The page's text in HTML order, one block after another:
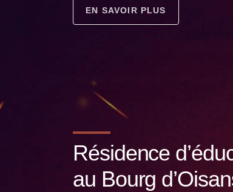
EN SAVOIR PLUS
Résidence
au Bourg